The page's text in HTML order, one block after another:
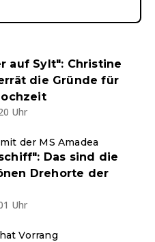
auf Sylt": Christine
die Gründe für
Uhr
der MS Amadea
Das sind die
Drehorte der
Uhr
Vorrang